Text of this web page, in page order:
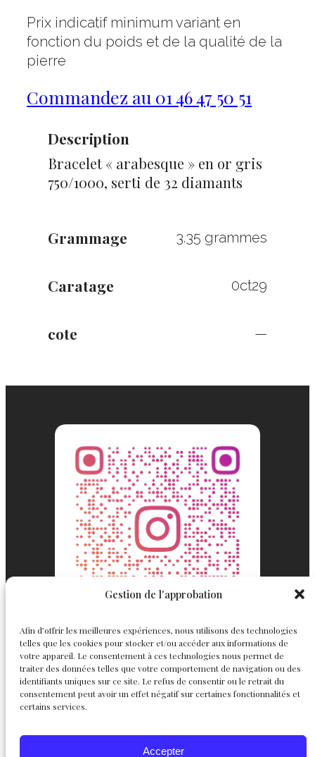
Gestion de l'approbation
Afin d’offrir les meilleures expériences, nous utilisons des technologies
telles que les cookies pour stocker et/ou accéder aux informations de
votre appareil. Le consentement à ces technologies nous permet de
traiter des données telles que votre comportement de navigation ou des
identifiants uniques sur ce site. Le refus de consentir ou le retrait du
consentement peut avoir un effet négatif sur certaines fonctionnalités et
certains services.
Accepter
Prix indicatif minimum variant en
fonction du poids et de la qualité de la
pierre
Commandez au 01 46 47 50 51
Description
Bracelet « arabesque » en or gris
750/1000, serti de 32 diamants
Grammage 3.35 grammes
Caratage 0ct29
cote —
Englemond